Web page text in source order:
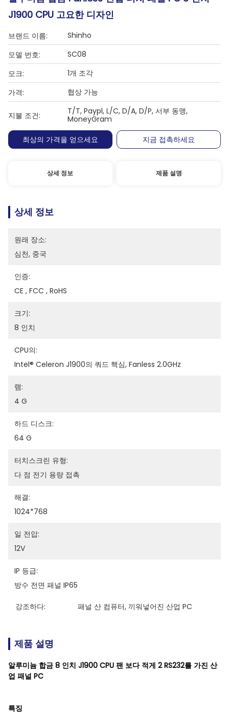
J1900 CPU 고요한 디자인
브랜드 이름:
Shinho
모델 번호:
SC08
모크:
1개 조각
가격:
협상 가능
지불 조건:
T/T, Paypl, L/C, D/A, D/P, 서부 동맹,
MoneyGram
최상의 가격을 얻으세요
지금 접촉하세요
상세 정보 제품 설명
상세 정보
원래 장소:
심천, 중국
인증:
CE , FCC , RoHS
크기:
8 인치
CPU의:
Intel® Celeron J1900의 쿼드 핵심, Fanless 2.0GHz
램:
4 G
하드 디스크:
64 G
터치스크린 유형:
다 점 전기 용량 접촉
해결:
1024*768
일 전압:
12V
IP 등급:
방수 전면 패널 IP65
강조하다: 패널 산 컴퓨터, 끼워넣어진 산업 PC
제품 설명
알루미늄 합금 8 인치 J1900 CPU 팬 보다 적게 2 RS232를 가진 산
업 패널 PC
특징